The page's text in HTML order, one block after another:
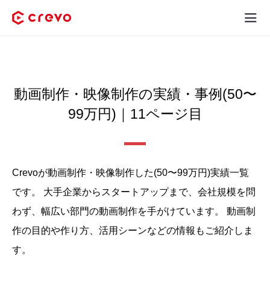
料金
お客様の声
お役立ち情報
動画制作・映像制作の実績・事例(50〜
99万円)｜11ページ目
Crevoが動画制作・映像制作した(50〜99万円)実績⼀覧
です。
大手企業からスタートアップまで、会社規模を問
わず、幅広い部門の動画制作を手がけています。
動画制
作の目的や作り方、活用シーンなどの情報もご紹介しま
す。